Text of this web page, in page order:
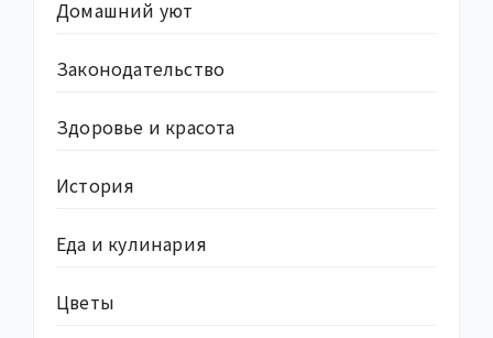
Домашний уют
Законодательство
Здоровье и красота
История
Еда и кулинария
Цветы